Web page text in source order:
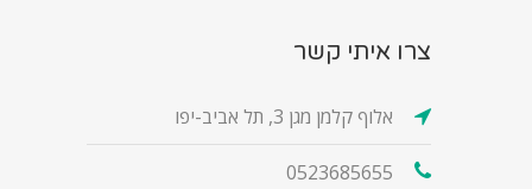
צרו איתי קשר
אלוף קלמן מגן 3, תל אביב-יפו
0523685655